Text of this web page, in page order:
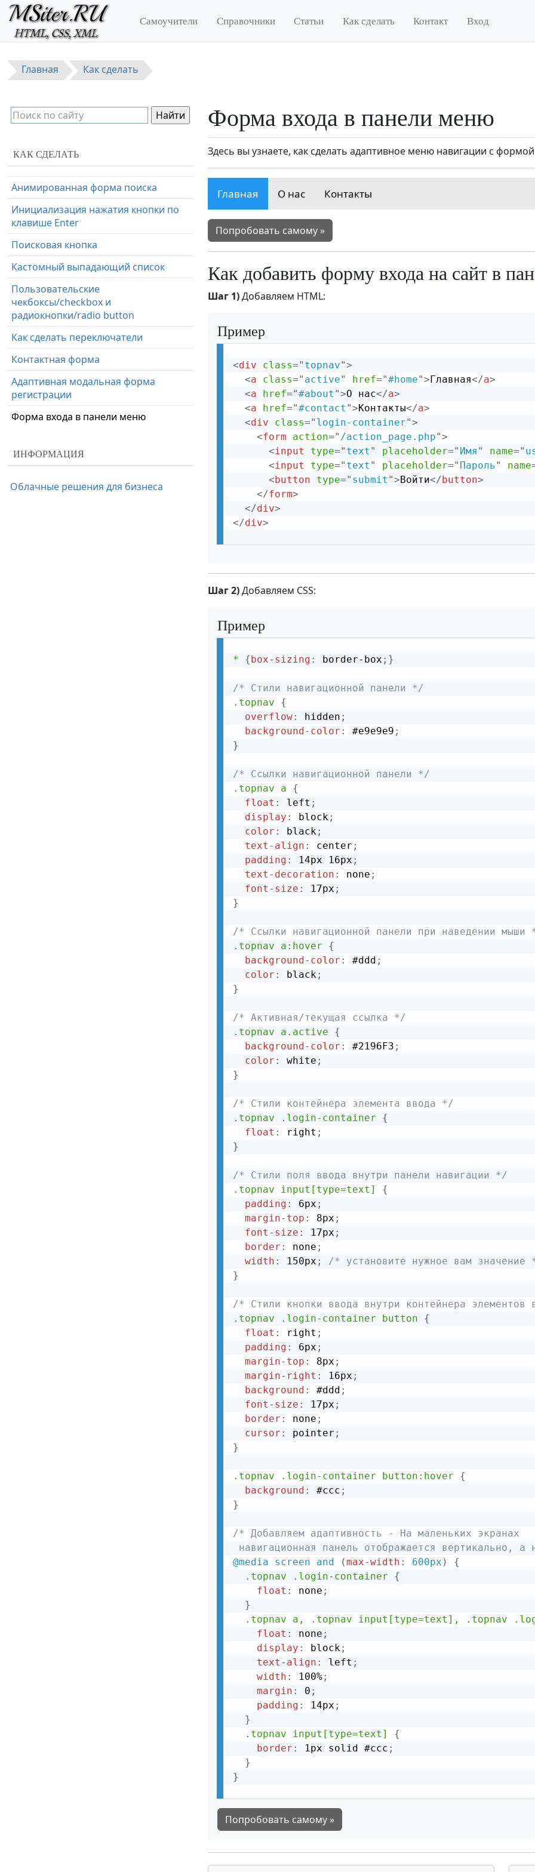
Перейти к основному содержанию
Самоучители Справочники Статьи Как сделать Контакт Вход
Главная Как сделать
Форма входа в панели меню
Здесь вы узнаете, как сделать адаптивное меню навигации с
Главная О нас Контакты
Попробовать самому »
Как добавить форму входа на сайт в
Шаг 1)Добавляем HTML:
Пример
<div class=" topnav">
<a class=" active" href="#home"> Главная</a>
<a href="#about ">О нас</a>
<a href="#contact ">Контакты</a>
<div class=" login-container">
<form action=" /action_page.php">
<input type=" text " placeholder=" Имя " name="
<input type=" text " placeholder=" Пароль" name
< button type=" submit ">Войти</ button>
</form>
</div>
</div>
Шаг 2)Добавляем CSS:
Пример
* { box-sizing : border-box ; }
/* Стили навигационной панели */
.topnav
{
overflow: hidden ;
background-color : #e9e9e9 ;
}
/* Ссылки навигационной панели */
.topnav a
{
float : left ;
display : block;
color : black;
text-align : center ;
padding : 14px 16px ;
text-decoration : none ;
font-size : 17px ;
}
/* Ссылки навигационной панели при наведении мыши
.topnav a:hover
{
background-color : #ddd ;
color : black;
}
/* Активная/текущая ссылка */
.topnav a.active
{
background-color : #2196F3 ;
color : white ;
}
/* Стили контейнера элемента ввода */
.topnav .login-container
{
float : right ;
}
/* Стили поля ввода внутри панели навигации */
.topnav input[type=text]
{
padding : 6px ;
margin-top : 8px ;
font-size : 17px ;
border : none ;
width : 150px ;
/* установите нужное вам значение
}
/* Стили кнопки ввода внутри контейнера элементов
.topnav .login-container button
{
float : right ;
padding : 6px ;
margin-top : 8px ;
margin-right : 16px ;
background : #ddd ;
font-size : 17px ;
border : none ;
cursor : pointer ;
}
.topnav .login-container button:hover
{
background : #ccc ;
}
/* Добавляем адаптивность - На маленьких экранах
навигационная панель отображается вертикально,
@media screen and (max-width : 600px )
{
.topnav .login-container
{
float : none ;
}
.topnav a, .topnav input[type=text], .topnav
float : none ;
display : block;
text-align : left ;
width : 100%;
margin : 0 ;
padding : 14px ;
}
.topnav input[type=text]
{
border : 1px solid #ccc ;
}
}
Попробовать самому »
КАК СДЕЛАТЬ
Адаптивная форма
Форма с проверкой пароля
Очистка поля ввода
Полноэкранная поисковая форма
Многоэтапная форма
Анимированная форма поиска
Инициализация нажатия кнопки по
клавише Enter
Поисковая кнопка
Кастомный выпадающий список
Пользовательские
чекбоксы/checkbox и
радиокнопки/radio button
Как сделать переключатели
Контактная форма
Адаптивная модальная форма
регистрации
Форма входа в панели меню
ИНФОРМАЦИЯ
Облачные решения для бизнеса